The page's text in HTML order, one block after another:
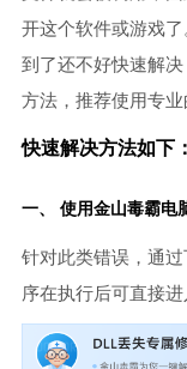
开这个软件或游戏
到了还不好快速解
方法，推荐使用专业
快速解决方法如下：
一、 使用金山毒霸电
针对此类错误，通
序在执行后可直接